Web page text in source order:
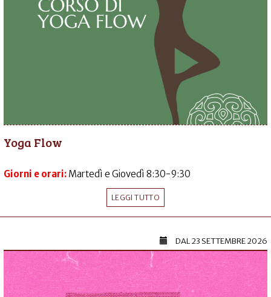
Yoga Flow
Giorni e orari: Martedì e Giovedì 8:30-9:30
LEGGI TUTTO
DAL23 SETTEMBRE 2026